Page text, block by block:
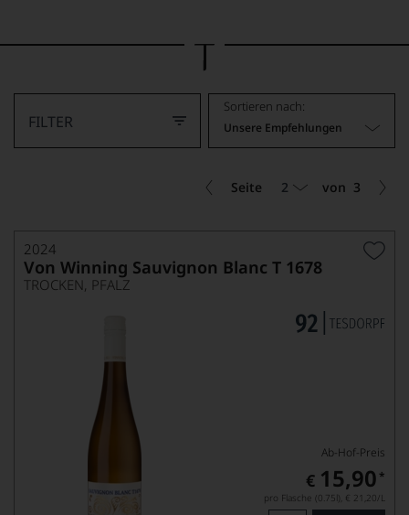
von
FILTER
Sortieren nach:
Unsere Empfehlungen
Seite 2 von 3
2024
Von Winning Sauvignon Blanc T 1678
TROCKEN, PFALZ
Ab-Hof-Preis
€ 15,90 *
pro Flasche (0.75l), € 21,20/L